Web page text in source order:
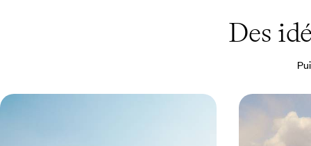
Des
Des rives
Nubra -